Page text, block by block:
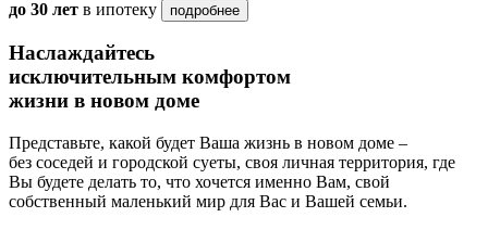
до 30 лет в ипотеку подробнее
Наслаждайтесь
исключительным комфортом
жизни в новом доме
Представьте, какой будет Ваша жизнь в новом доме –
без соседей и городской суеты, своя личная территория, где
Вы будете делать то, что хочется именно Вам, свой
собственный маленький мир для Вас и Вашей семьи.